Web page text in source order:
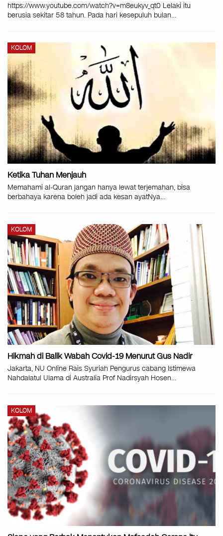
https://www.youtube.com/watch?v=m8eukyv_qt0 Lelaki itu
berusia sekitar 58 tahun. Pada hari kesepuluh bulan…
KOLOM
Ketika Tuhan Menjauh
Memahami al-Quran jangan hanya lewat terjemahan, bisa
berbahaya karena boleh jadi ada kesan ayatNya…
KOLOM
Hikmah di Balik Wabah Covid-19 Menurut Gus Nadir
Jakarta, NU Online Rais Syuriah Pengurus cabang Istimewa
Nahdalatul Ulama di Australia Prof Nadirsyah Hosen…
KOLOM